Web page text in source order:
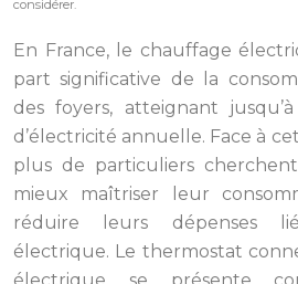
considérer.
En France, le chauffage
part significative de la
des foyers, atteignant
d’électricité annuelle. Face à
plus de particuliers
mieux maîtriser leur
réduire leurs dépenses
électrique. Le thermostat